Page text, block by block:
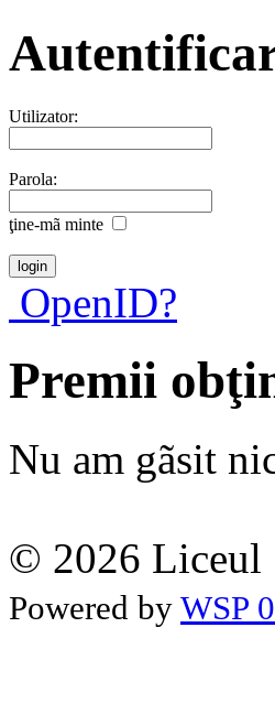
Utilizator:
Parola:
ţine-mã minte
OpenID?
Premii
Nu am gãsit
© 2026 Liceul
Powered by WSP